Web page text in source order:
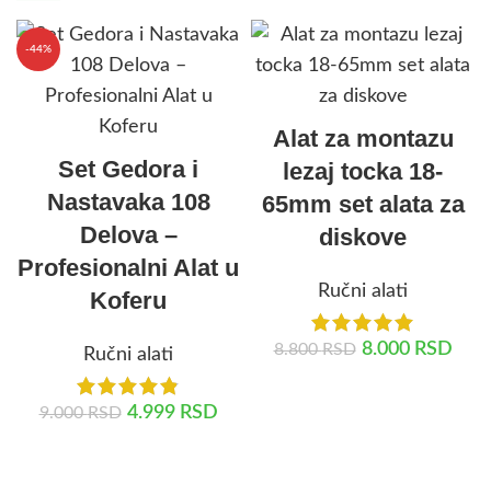
-44%
Set Gedora i
Nastavaka 108
Delova –
Profesionalni Alat u
Koferu
Ručni alati
9.000RSD 4.999 RSD
Alat za montazu
lezaj tocka 18-
65mm set alata za
diskove
Ručni alati
8.800RSD 8.000 RSD